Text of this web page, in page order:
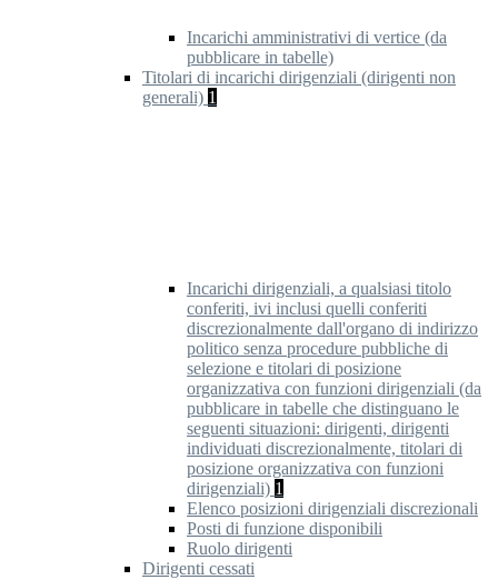
Incarichi amministrativi di vertice (da
pubblicare in tabelle)
Titolari di incarichi dirigenziali (dirigenti non
generali) 1
Incarichi dirigenziali, a qualsiasi titolo
conferiti, ivi inclusi quelli conferiti
discrezionalmente dall'organo di indirizzo
politico senza procedure pubbliche di
selezione e titolari di posizione
organizzativa con funzioni dirigenziali (da
pubblicare in tabelle che distinguano le
seguenti situazioni: dirigenti, dirigenti
individuati discrezionalmente, titolari di
posizione organizzativa con funzioni
dirigenziali) 1
Elenco posizioni dirigenziali discrezionali
Posti di funzione disponibili
Ruolo dirigenti
Dirigenti cessati